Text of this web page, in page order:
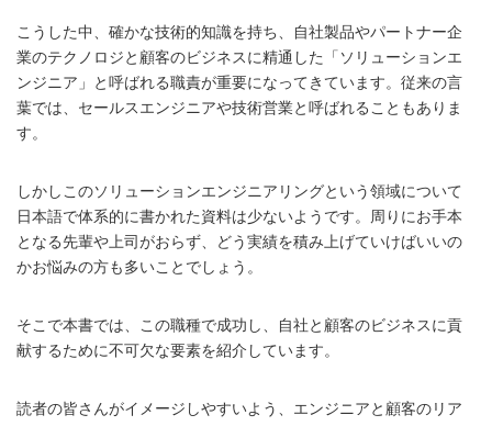
こうした中、確かな技術的知識を持ち、自社製品やパートナー企
業のテクノロジと顧客のビジネスに精通した「ソリューションエ
ンジニア」と呼ばれる職責が重要になってきています。従来の言
葉では、セールスエンジニアや技術営業と呼ばれることもありま
す。
しかしこのソリューションエンジニアリングという領域について
日本語で体系的に書かれた資料は少ないようです。周りにお手本
となる先輩や上司がおらず、どう実績を積み上げていけばいいの
かお悩みの方も多いことでしょう。
そこで本書では、この職種で成功し、自社と顧客のビジネスに貢
献するために不可欠な要素を紹介しています。
読者の皆さんがイメージしやすいよう、エンジニアと顧客のリア